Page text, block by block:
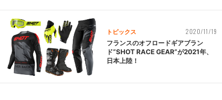
トピックス 2020/11/19
フランスのオフロードギアブラン
ド“SHOT RACE GEAR”が2021年、
日本上陸！